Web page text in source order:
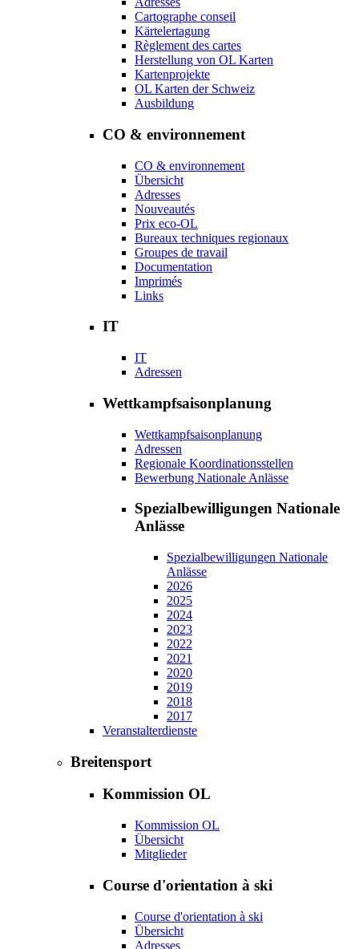
Cartographe conseil
Kärtelertagung
Règlement des cartes
Herstellung von OL Karten
Kartenprojekte
OL Karten der Schweiz
Ausbildung
CO & environnement
CO & environnement
Übersicht
Adresses
Nouveautés
Prix eco-OL
Bureaux techniques regionaux
Groupes de travail
Documentation
Imprimés
Links
IT
IT
Adressen
Wettkampfsaisonplanung
Wettkampfsaisonplanung
Adressen
Regionale Koordinationsstellen
Bewerbung Nationale Anlässe
Spezialbewilligungen Nationale
Anlässe
Spezialbewilligungen Nationale
Anlässe
2026
2025
2024
2023
2022
2021
2020
2019
2018
2017
Veranstalterdienste
Breitensport
Kommission OL
Kommission OL
Übersicht
Mitglieder
Course d'orientation à ski
Course d'orientation à ski
Übersicht
Adresses